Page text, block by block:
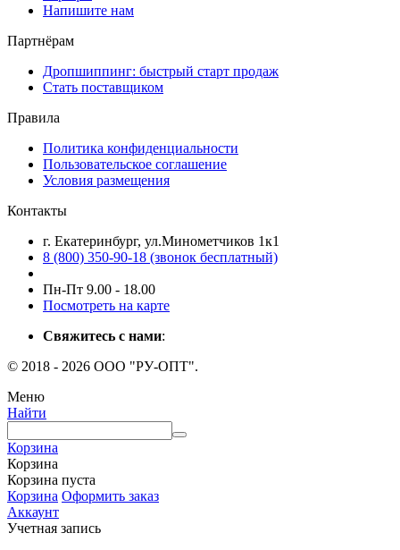
Напишите нам
Партнёрам
Дропшиппинг: быстрый старт продаж
Стать поставщиком
Правила
Политика конфиденциальности
Пользовательское соглашение
Условия размещения
Контакты
г. Екатеринбург, ул.Минометчиков 1к1
8 (800) 350-90-18 (звонок бесплатный)
Пн-Пт 9.00 - 18.00
Посмотреть на карте
Свяжитесь с нами:
© 2018 - 2026 ООО "РУ-ОПТ".
Меню
Найти
Корзина
Корзина
Корзина пуста
Корзина Оформить заказ
Аккаунт
Учетная запись